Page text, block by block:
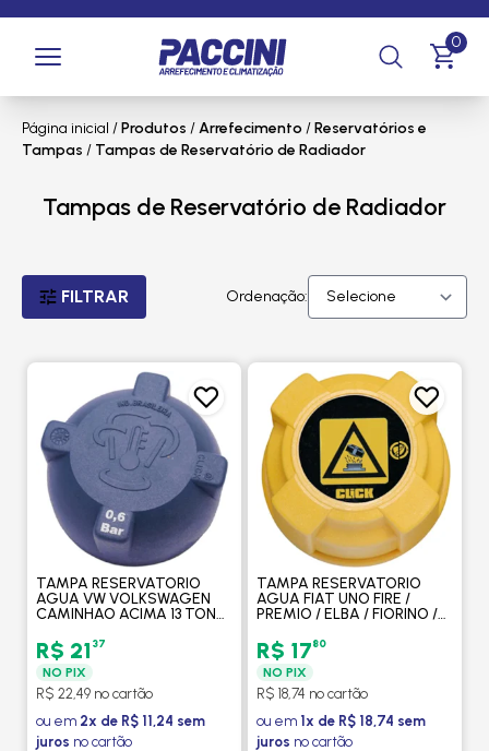
0
Página inicial /Produtos /Arrefecimento/Reservatórios e
Tampas / Tampas de Reservatório de Radiador
Tampas de Reservatório de Radiador
FILTRAR Ordenação:
TAMPA RESERVATORIO
AGUA VW VOLKSWAGEN
CAMINHAO ACIMA 13 TON
EM DIANTE / AGRALE
CAMINHOES - CLICK
R$ 21 37
NO PIX
R$ 22,49 no cartão
ou em 2x de R$ 11,24 sem
juros no cartão
TAMPA RESERVATORIO
AGUA FIAT UNO FIRE /
PREMIO / ELBA / FIORINO /
/ SIENA / STRADA - CLICK
R$ 1780
NO PIX
R$ 18,74 no cartão
ou em 1x de R$ 18,74 sem
juros no cartão